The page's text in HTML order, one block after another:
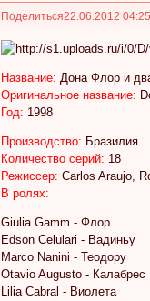
Поделиться22.06.2012
Название: Дона Флор и
Оригинальное название:
Год: 1998
Производство: Бразилия
Количество серий: 18
Режиссер: Carlos Araujo,
В ролях:
Giulia Gamm - Флор
Edson Celulari - Вадиньу
Marco Nanini - Теодору
Otavio Augusto - Калабрес
Lilia Cabral - Виолета